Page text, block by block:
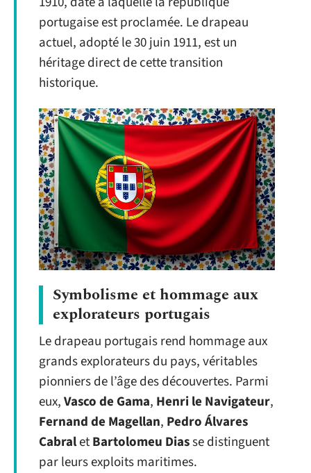
portugaise est proclamée. Le drapeau
actuel, adopté le 30 juin 1911, est un
héritage direct de cette transition
historique.
Symbolisme et hommage aux
explorateurs portugais
Le drapeau portugais rend hommage aux
grands explorateurs du pays, véritables
pionniers de l’âge des découvertes. Parmi
eux,Vasco de Gama, Henri le Navigateur,
Fernand de Magellan, Pedro Álvares
CabraletBartolomeu Diasse distinguent
par leurs exploits maritimes.